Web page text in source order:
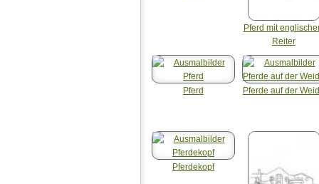
Pferd mit
Reiter
Pferd Pferde auf der
Pferdekopf